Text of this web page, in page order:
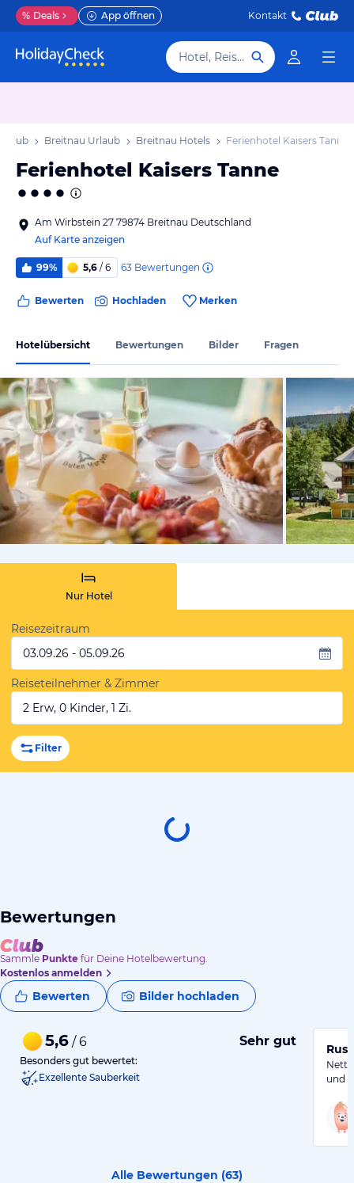
% Deals App öffnen Kontakt
Hotel, Reiseziel
Breitnau Urlaub Breitnau Hotels Ferienhotel Kaisers Tanne
Ferienhotel Kaisers Tanne
Am Wirbstein 27 79874 Breitnau Deutschland
Auf Karte anzeigen
99% 5,6 / 6 63 Bewertungen
Bewerten Hochladen Merken
Hotelübersicht Bewertungen Bilder Fragen
vom
Nur Hotel
Reisezeitraum
03.09.26 - 05.09.26
Reiseteilnehmer & Zimmer
2 Erw, 0 Kinder, 1 Zi.
Filter
Bewertungen
Sammle Punkte für Deine Hotelbewertung.
Kostenlos anmelden
Bewerten Bilder hochladen
5,6 / 6 Sehr gut
Besonders gut bewertet:
Exzellente Sauberkeit
und
Alle Bewertungen (63)